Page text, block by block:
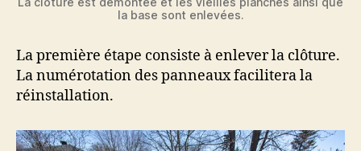
la base sont enlevées.
La première étape consiste à enlever la clôture.
La numérotation des panneaux facilitera la
réinstallation.